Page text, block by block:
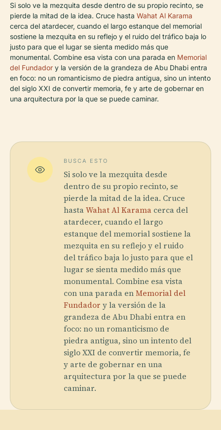
Si solo ve la mezquita desde dentro de su propio recinto, se
pierde la mitad de la idea. Cruce hasta Wahat Al Karama
cerca del atardecer, cuando el largo estanque del memorial
sostiene la mezquita en su reflejo y el ruido del tráfico baja lo
justo para que el lugar se sienta medido más que
monumental. Combine esa vista con una parada en Memorial
del Fundador y la versión de la grandeza de Abu Dhabi entra
en foco: no un romanticismo de piedra antigua, sino un intento
del siglo XXI de convertir memoria, fe y arte de gobernar en
una arquitectura por la que se puede caminar.
BUSCA ESTO
Si solo ve la mezquita desde
dentro de su propio recinto, se
pierde la mitad de la idea. Cruce
hastaWahat Al Karama cerca del
atardecer, cuando el largo
estanque del memorial sostiene la
mezquita en su reflejo y el ruido
del tráfico baja lo justo para que el
lugar se sienta medido más que
monumental. Combine esa vista
con una parada enMemorial del
Fundador y la versión de la
grandeza de Abu Dhabi entra en
foco: no un romanticismo de
piedra antigua, sino un intento del
siglo XXI de convertir memoria, fe
y arte de gobernar en una
arquitectura por la que se puede
caminar.